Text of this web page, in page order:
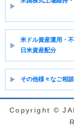
米ドル資産運用・
日米資産配分
その他様々なご相談
Copyright ©